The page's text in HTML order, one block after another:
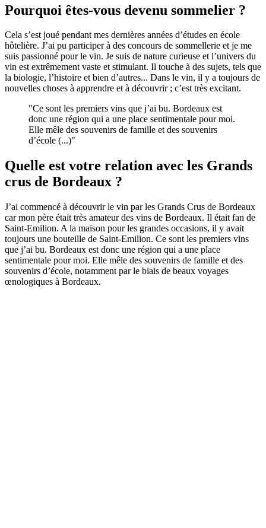
Pourquoi êtes-vous devenu sommelier ?
Cela s’est joué pendant mes dernières années d’études en école
hôtelière. J’ai pu participer à des concours de sommellerie et je me
suis passionné pour le vin. Je suis de nature curieuse et l’univers du
vin est extrêmement vaste et stimulant. Il touche à des sujets, tels que
la biologie, l’histoire et bien d’autres... Dans le vin, il y a toujours de
nouvelles choses à apprendre et à découvrir ; c’est très excitant.
"Ce sont les premiers vins que j’ai bu. Bordeaux est
donc une région qui a une place sentimentale pour moi.
Elle mêle des souvenirs de famille et des souvenirs
d’école (...)"
Quelle est votre relation avec les Grands
crus de Bordeaux ?
J’ai commencé à découvrir le vin par les Grands Crus de Bordeaux
car mon père était très amateur des vins de Bordeaux. Il était fan de
Saint-Emilion. A la maison pour les grandes occasions, il y avait
toujours une bouteille de Saint-Emilion. Ce sont les premiers vins
que j’ai bu. Bordeaux est donc une région qui a une place
sentimentale pour moi. Elle mêle des souvenirs de famille et des
souvenirs d’école, notamment par le biais de beaux voyages
œnologiques à Bordeaux.